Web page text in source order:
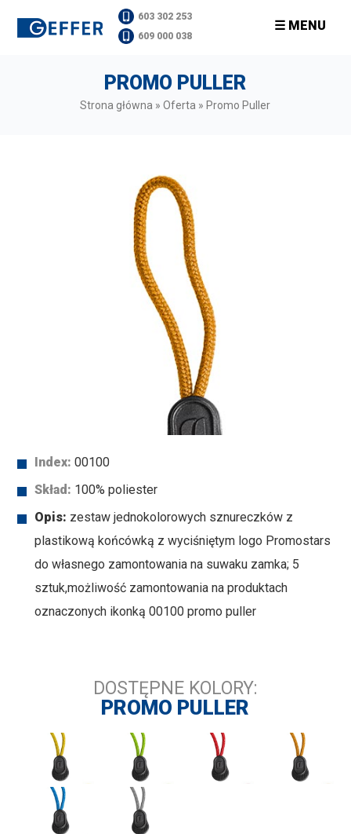
☰ MENU
603 302 253
609 000 038
PROMO PULLER
Strona główna »Oferta » Promo Puller
Index: 00100
Skład: 100% poliester
Opis: zestaw jednokolorowych sznureczków z
plastikową końcówką z wyciśniętym logo Promostars
do własnego zamontowania na suwaku zamka; 5
sztuk,możliwość zamontowania na produktach
oznaczonych ikonką 00100 promo puller
DOSTĘPNE KOLORY:
PROMO PULLER